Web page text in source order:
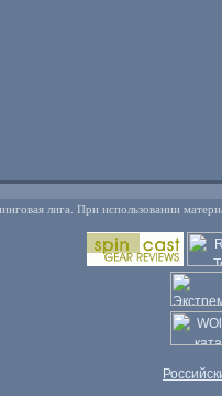
лига. При использовании